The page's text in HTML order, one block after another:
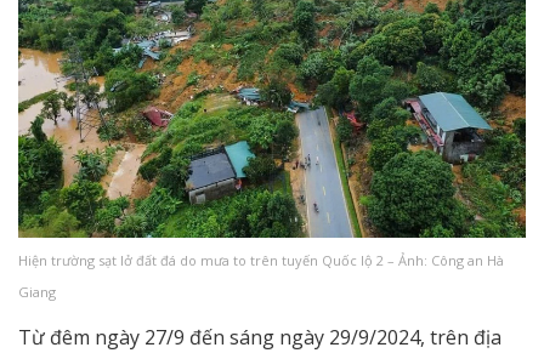
Hiện trường sạt lở đất đá do mưa to trên tuyến Quốc lộ 2 – Ảnh: Công an Hà
Giang
Từ đêm ngày 27/9 đến sáng ngày 29/9/2024, trên địa